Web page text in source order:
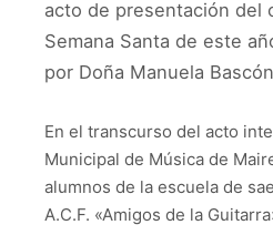
acto de presentación del
Semana Santa de este
por Doña Manuela
En el transcurso del acto
Municipal de Música de
alumnos de la escuela de
A.C.F. «Amigos de la